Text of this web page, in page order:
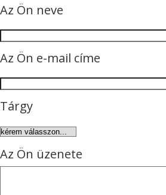
Az Ön neve
Az Ön e-mail címe
Tárgy
Az Ön üzenete